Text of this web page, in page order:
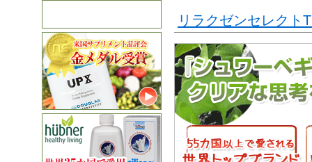
リラクゼンセレクト